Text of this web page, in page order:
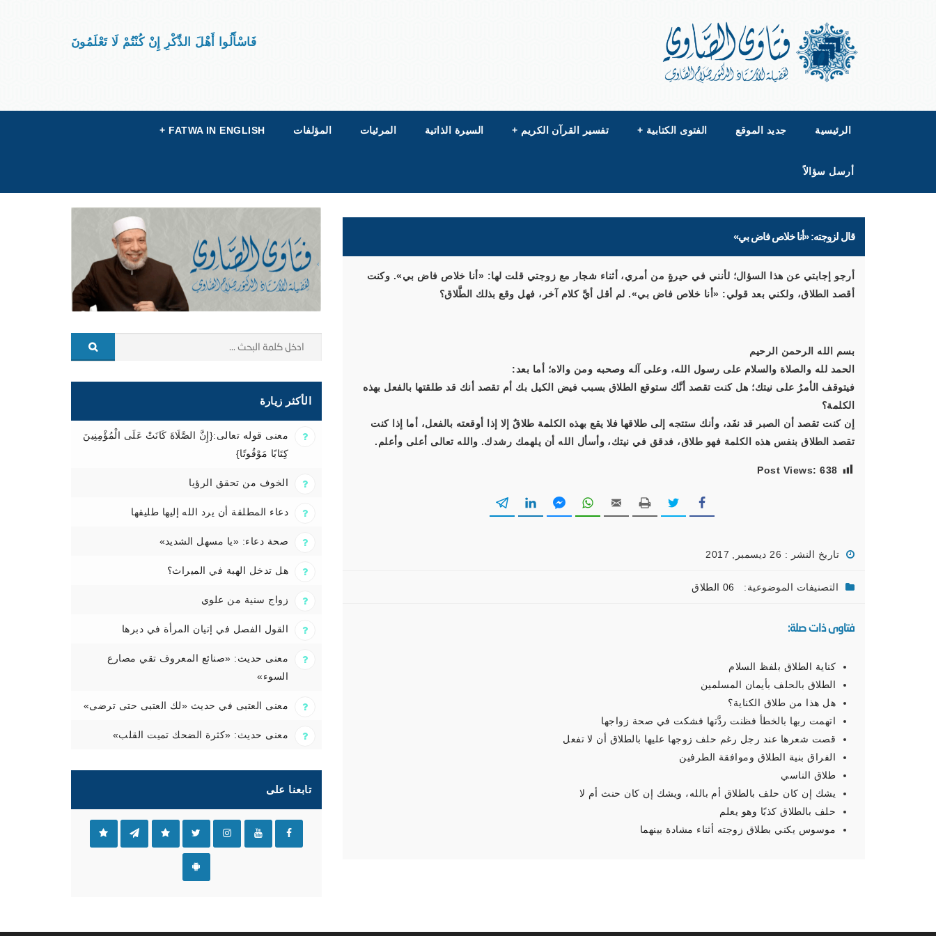
فَاسْأَلُوا أَهْلَ الذِّكْرِ إِنْ كُنْتُمْ لَا تَعْلَمُونَ
الرئيسية جديد الموقع الفتوى الكتابية + تفسير القرآن الكريم + السيرة الذاتية المرئيات المؤلفات FATWA IN ENGLISH
+
أرسل سؤالاً
قال لزوجته: «أنا خلاص فاض بي»
أرجو إجابتي عن هذا السؤال؛ لأنني في حيرةٍ من أمري، أثناء شجار مع زوجتي قلت لها: «أنا خلاص فاض بي». وكنت
أقصد الطلاق، ولكني بعد قولي: «أنا خلاص فاض بي». لم أقل أيَّ كلام آخر، فهل وقع بذلك الطَّلاق؟
بسم الله الرحمن الرحيم
الحمد لله والصلاة والسلام على رسول الله، وعلى آله وصحبه ومن والاه؛ أما بعد:
فيتوقف الأمرُ على نيتك؛ هل كنت تقصد أنَّك ستوقع الطلاق بسبب فيض الكيل بك أم تقصد أنك قد طلقتها بالفعل بهذه
الكلمة؟
إن كنت تقصد أن الصبر قد نفَد، وأنك ستتجه إلى طلاقها فلا يقع بهذه الكلمة طلاقٌ إلا إذا أوقعته بالفعل، أما إذا كنت
تقصد الطلاق بنفس هذه الكلمة فهو طلاق، فدقق في نيتك، وأسأل الله أن يلهمك رشدك. والله تعالى أعلى وأعلم.
Post Views: 638
تاريخ النشر : 26 ديسمبر, 2017
التصنيفات الموضوعية: 06 الطلاق
فتاوى ذات صلة:
كناية الطلاق بلفظ السلام
الطلاق بالحلف بأيمان المسلمين
هل هذا من طلاق الكناية؟
اتهمت ربها بالخطأ فظنت ردَّتها فشكت في صحة زواجها
قصت شعرها عند رجل رغم حلف زوجها عليها بالطلاق أن لا تفعل
الفراق بنية الطلاق وموافقة الطرفين
طلاق الناسي
يشك إن كان حلف بالطلاق أم بالله، ويشك إن كان حنث أم لا
حلف بالطلاق كذبًا وهو يعلم
موسوس يكني بطلاق زوجته أثناء مشادة بينهما
الأكثر زيارة
معنى قوله تعالى:{إِنَّ الصَّلَاةَ كَانَتْ عَلَى الْمُؤْمِنِينَ
كِتَابًا مَوْقُوتًا}
الخوف من تحقق الرؤيا
دعاء المطلقة أن يرد الله إليها طليقها
صحة دعاء: «يا مسهل الشديد»
هل تدخل الهبة في الميراث؟
زواج سنية من علوي
القول الفصل في إتيان المرأة في دبرها
معنى حديث: «صنائع المعروف تقي مصارع
السوء»
معنى العتبى في حديث «لك العتبى حتى ترضى»
معنى حديث: «كثرة الضحك تميت القلب»
تابعنا على